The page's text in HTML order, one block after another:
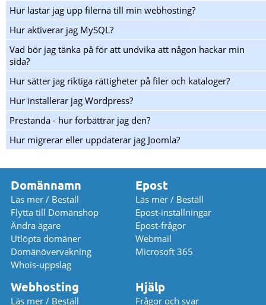
Hur lastar jag upp filerna till min webhosting?
Hur aktiverar jag MySQL?
Vad bör jag tänka på för att undvika att någon hackar min
sida?
Hur sätter jag riktiga rättigheter på filer och kataloger?
Hur installerar jag Wordpress?
Prestanda - hur förbättrar jag den?
Hur migrerar eller uppdaterar jag Joomla?
Domännamn
Läs mer / Beställ
Flytta till Domänshop
Ändra ägare
Utlöpta domäner
Domänövervakning
Whois-uppslag
Epost
Läs mer / Beställ
Epost-inställningar
Epost-frågor
Webmail
Microsoft 365
Webhosting
Läs mer / Beställ
Hjälp
Frågor och svar